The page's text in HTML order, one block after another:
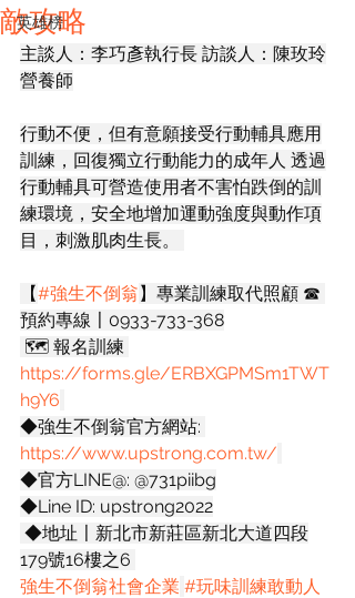
英雄榜
敵攻略
主談人：李巧彥執行長 訪談人：陳玫玲
營養師
行動不便，但有意願接受行動輔具應用
訓練，回復獨立行動能力的成年人 透過
行動輔具可營造使用者不害怕跌倒的訓
練環境，安全地增加運動強度與動作項
目，刺激肌肉生長。
【#強生不倒翁】專業訓練取代照顧 ☎
預約專線〡0933-733-368
🗺️ 報名訓練
https://forms.gle/ERBXGPMSm1TWT
h9Y6
◆強生不倒翁官方網站:
https://www.upstrong.com.tw/
◆官方LINE@: @731piibg
◆Line ID: upstrong2022
179號16樓之6
強生不倒翁社會企業 #玩味訓練敢動人